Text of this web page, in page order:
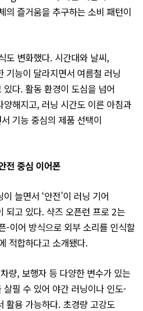
의 즐거움을 추구하는 소비 패턴이
도 변화했다. 시간대와 날씨,
기능이 달라지면서 여름철 러닝
있다. 활동 환경이 도심을 넘어
양해지고, 러닝 시간도 이른 아침과
기능 중심의 제품 선택이
전 중심 이어폰
늘면서 ‘안전’이 러닝 기어
되고 있다. 샥즈 오픈런 프로 2는
-이어 방식으로 외부 소리를 인식할
적합하다고 소개됐다.
량, 보행자 등 다양한 변수가 있는
살필 수 있어 야간 러닝이나 인도-
활용 가능하다. 초경량 고강도